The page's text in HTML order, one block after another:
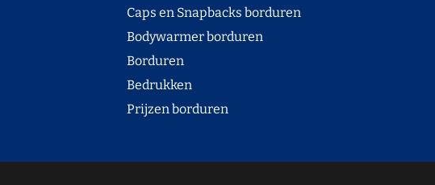
Caps en Snapbacks borduren
Bodywarmer borduren
Borduren
Bedrukken
Prijzen borduren